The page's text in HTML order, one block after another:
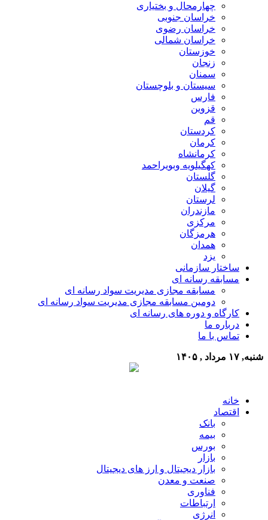
چهارمحال و بختیاری
خراسان جنوبی
خراسان رضوی
خراسان شمالی
خوزستان
زنجان
سمنان
سیستان و بلوچستان
فارس
قزوین
قم
کردستان
کرمان
کرمانشاه
کهگیلویه وبویراحمد
گلستان
گیلان
لرستان
مازندران
مرکزی
هرمزگان
همدان
یزد
ساختار سازمانی
مسابقه رسانه ای
مسابقه مجازی مدیریت سواد رسانه ای
دومین مسابقه مجازی مدیریت سواد رسانه ای
کارگاه و دوره های رسانه ای
درباره ما
تماس با ما
شنبه, ۱۷ مرداد , ۱۴۰۵
خانه
اقتصاد
بانک
بیمه
بورس
بازار
بازار دیجیتال و ارز های دیجیتال
صنعت و معدن
فناوری
ارتباطات
انرژی